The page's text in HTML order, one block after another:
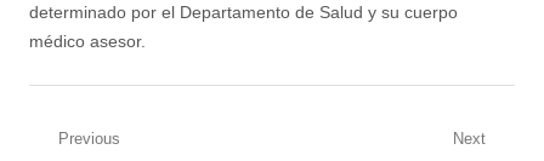
determinado por el Departamento de Salud y su cuerpo
médico asesor.
PostPrevious
Next